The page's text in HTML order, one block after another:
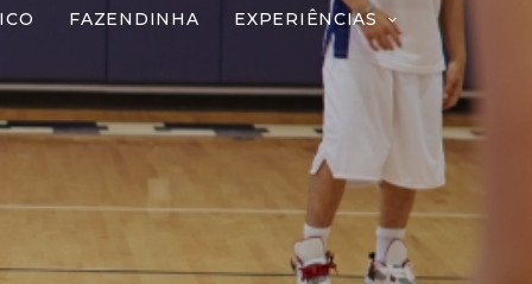
FAZENDINHA EXPERIÊNCIAS
e/ou